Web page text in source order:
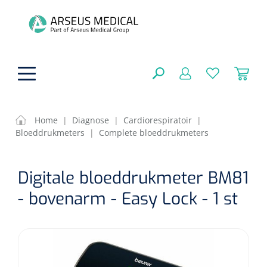
Algemene comfortzorg
Aromatherapie
Lichttherapie
Behandeling
Cryotherapie
Beademing
Ventilatie toebehoren
Neuscanules
FILTEREN
Home | Diagnose | Cardiorespiratoir |
Bloeddrukmeters
| Complete bloeddrukmeters
Digitale bloeddrukmeter BM81
- bovenarm - Easy Lock - 1 st